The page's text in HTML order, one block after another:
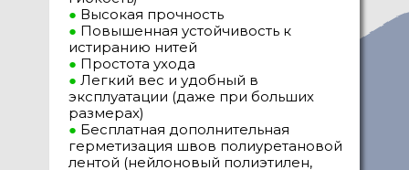
● Высокая прочность
● Повышенная устойчивость к
истиранию нитей
● Простота ухода
● Легкий вес и удобный в
эксплуатации (даже при больших
размерах)
● Бесплатная дополнительная
герметизация швов полиуретановой
лентой (нейлоновый полиэтилен,